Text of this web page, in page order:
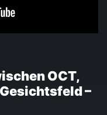
OCT,
–